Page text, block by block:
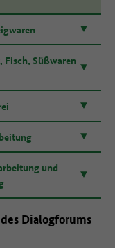
Süßwaren
und
Dialogforums